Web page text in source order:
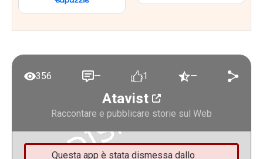
Atavist
Raccontare e pubblicare storie sul Web
356 — 1 —
Questa app è stata dismessa dallo